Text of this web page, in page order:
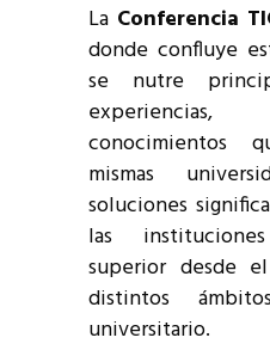
La Conferencia
donde confluye
se nutre
conocimientos
mismas
soluciones
las
superior desde
distintos
universitario.